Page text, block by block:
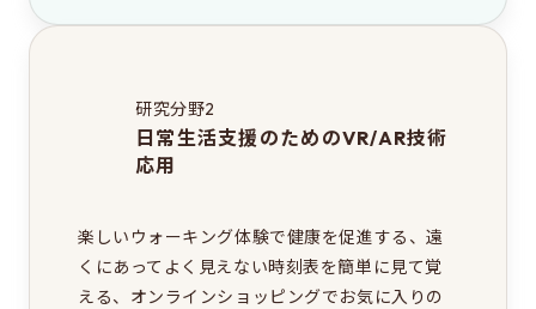
研究分野2
日常生活支援のためのVR/AR技術
応用
楽しいウォーキング体験で健康を促進する、遠
くにあってよく見えない時刻表を簡単に見て覚
える、オンラインショッピングでお気に入りの